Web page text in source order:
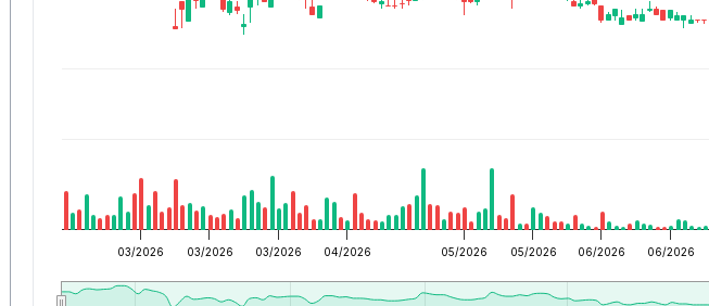
03/2026 03/2026 03/2026 04/2026 05/2026 05/2026 06/2026 06/2026